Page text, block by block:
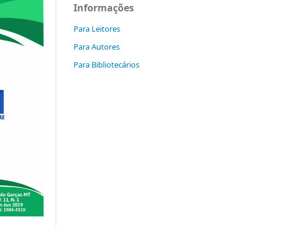
Informações
Para Leitores
Para Autores
Para Bibliotecários